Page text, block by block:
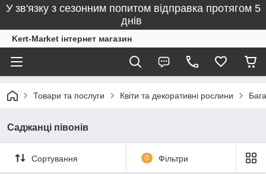
У зв'язку з сезонним попитом відправка протягом 5
днів
Kert-Market інтернет магазин
Товари та послуги Квіти та декоративні рослини
Саджанці півонів
Сортування 0 Фільтри